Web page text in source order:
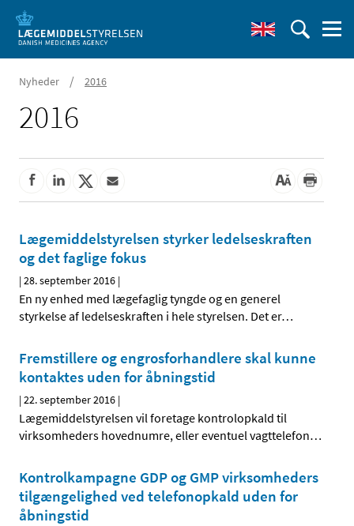
Nyheder / 2016
2016
Lægemiddelstyrelsen styrker ledelseskraften
og det faglige fokus
|28. september 2016 |
En ny enhed med lægefaglig tyngde og en generel
styrkelse af ledelseskraften i hele styrelsen. Det er…
Fremstillere og engrosforhandlere skal kunne
kontaktes uden for åbningstid
|22. september 2016 |
Lægemiddelstyrelsen vil foretage kontrolopkald til
virksomheders hovednumre, eller eventuel vagttelefon…
Kontrolkampagne GDP og GMP virksomheders
tilgængelighed ved telefonopkald uden for
åbningstid